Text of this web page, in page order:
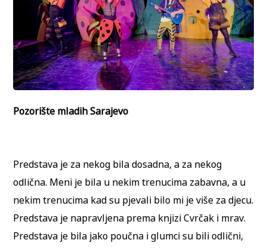
Pozorište mladih Sarajevo
Predstava je za nekog bila dosadna, a za nekog
odlična. Meni je bila u nekim trenucima zabavna, a u
nekim trenucima kad su pjevali bilo mi je više za djecu.
Predstava je napravljena prema knjizi Cvrčak i mrav.
Predstava je bila jako poučna i glumci su bili odlični,